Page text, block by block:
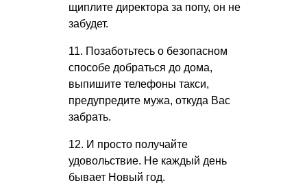
щиплите директора за попу, он не
забудет.
11. Позаботьтесь о безопасном
способе добраться до дома,
выпишите телефоны такси,
предупредите мужа, откуда Вас
забрать.
12. И просто получайте
удовольствие. Не каждый день
бывает Новый год.